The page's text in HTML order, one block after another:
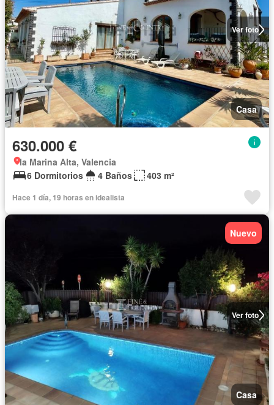
Ver foto
Casa
630.000 €
la Marina Alta, Valencia
6 Dormitorios
4 Baños 403 m²
Hace 1 día, 19 horas en idealista
Ver foto
Nuevo
Casa